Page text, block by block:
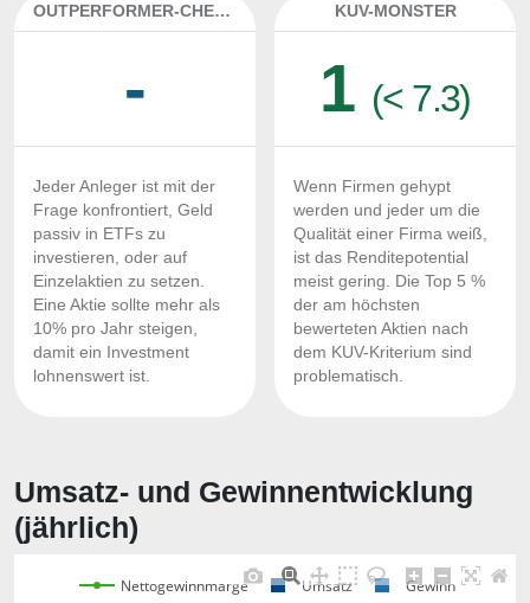
OUTPERFORMER-CHECK
-
Jeder Anleger ist mit der
Frage konfrontiert, Geld
passiv in ETFs zu
investieren, oder auf
Einzelaktien zu setzen.
Eine Aktie sollte mehr als
10% pro Jahr steigen,
damit ein Investment
lohnenswert ist.
KUV-MONSTER
1 (< 7.3)
Wenn Firmen gehypt
werden und jeder um die
Qualität einer Firma weiß,
ist das Renditepotential
meist gering. Die Top 5 %
der am höchsten
bewerteten Aktien nach
dem KUV-Kriterium sind
problematisch.
Umsatz- und Gewinnentwicklung
(jährlich)
Nettogewinnmarge Umsatz Gewinn